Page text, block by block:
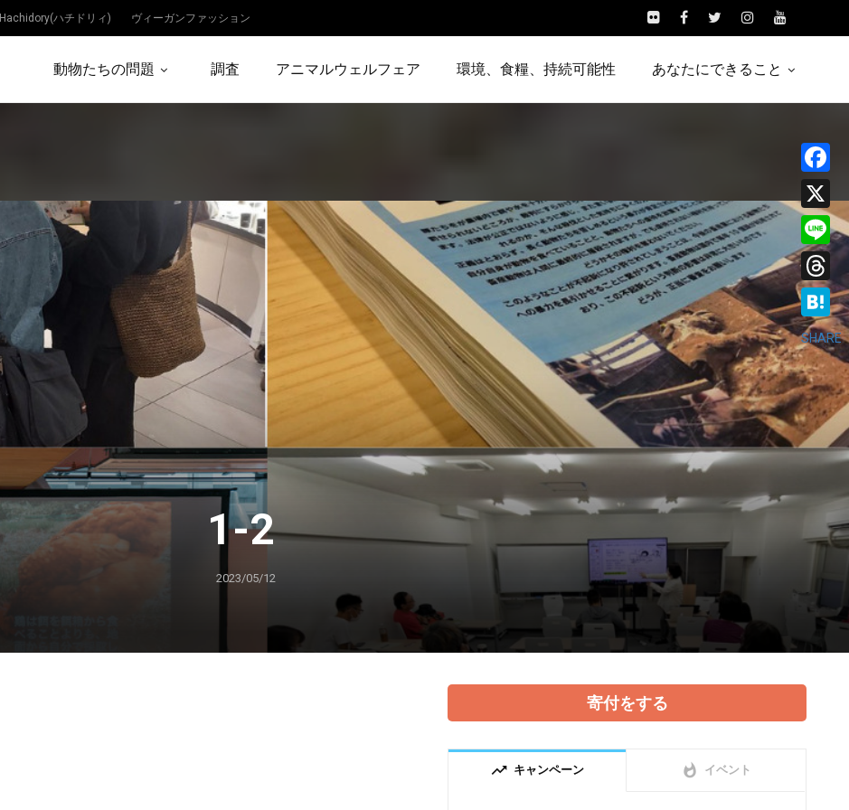
動物たちの問題 調査 アニマルウェルフェア 環境、食糧、持続可能性 あなたにできること
Hachidory(ハチドリィ) ヴィーガンファッション
1-2
2023/05/12
寄付をする
trending_up キャンペーン whatshot イベント
X
Line
Threads
Hatena
SHARE